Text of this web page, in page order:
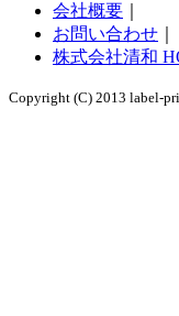
会社概要
お問い合わせ
株式会社清和
Copyright (C) 2013 label-